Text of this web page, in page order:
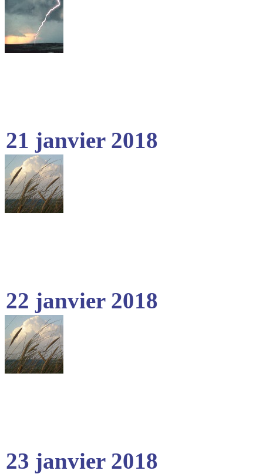
21 janvier 2018
22 janvier 2018
23 janvier 2018